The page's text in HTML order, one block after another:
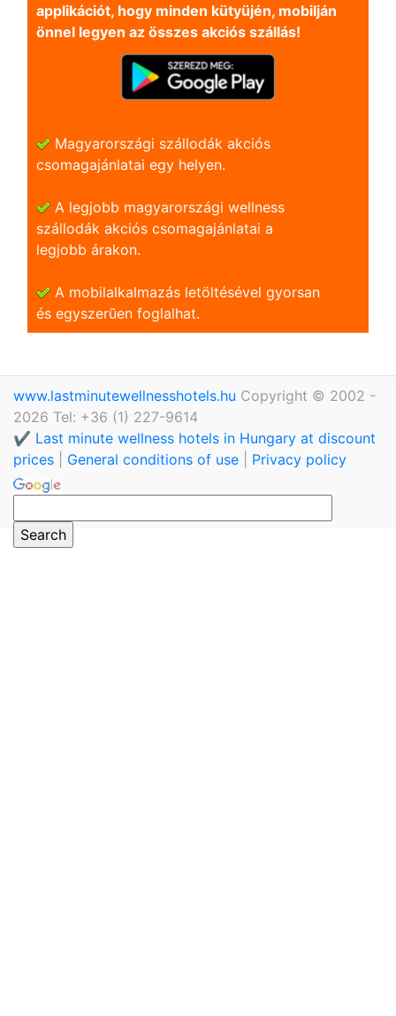
applikációt, hogy minden kütyüjén, mobilján
önnel legyen az összes akciós szállás!
Magyarországi szállodák akciós
csomagajánlatai egy helyen.
A legjobb magyarországi wellness
szállodák akciós csomagajánlatai a
legjobb árakon.
A mobilalkalmazás letöltésével gyorsan
és egyszerũen foglalhat.
www.lastminutewellnesshotels.hu Copyright © 2002 -
2026 Tel: +36 (1) 227-9614
✔️ Last minute wellness hotels in Hungary at discount
prices
General conditions of use Privacy policy